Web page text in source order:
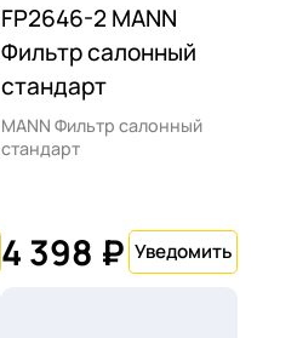
FP2646-2 MANN
Фильтр салонный
стандарт
MANN Фильтр салонный
стандарт
4 398 ₽